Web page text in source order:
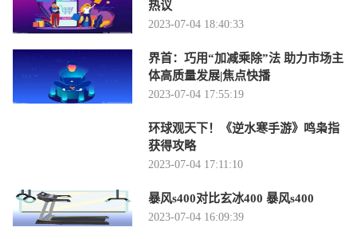
热议
2023-07-04 18:40:33
界首：巧用“加减乘除”法 助力市场主
体高质量发展|焦点快播
2023-07-04 17:55:19
环球观天下！《逆水寒手游》鸣枭指
获得攻略
2023-07-04 17:11:10
暴风s400对比玄冰400 暴风s400
2023-07-04 16:09:39